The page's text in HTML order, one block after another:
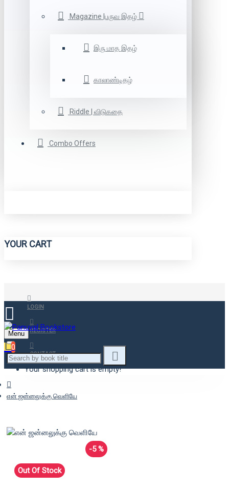
Magazine |பருவ இதழ்
இரு மாத இதழ்
காலாண்டிதழ்
Riddle | விடுகதை
Combo Offers
YOUR CART
LOGIN
REGISTER
CONTACT
Menu
0
Your shopping cart is empty!
என் ஜன்னலுக்கு வெளியே
-5 %
Out Of Stock